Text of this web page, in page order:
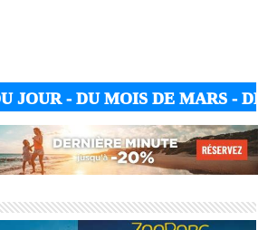
JOUR - DU MOIS DE MARS -